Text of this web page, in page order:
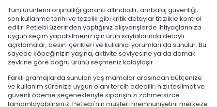
Tüm ürünlerin orijinalliği garanti altındadır; ambalaj güvenliği,
son kullanma tarihi ve tazelik gibi kritik detaylar titizlikle kontrol
edilir. Petlebi üzerinden yaptığınız alışverişlerde ihtiyaçlarınıza
uygun seçim yapabilmeniz için ürün sayfalarında detaylı
açıklamalar, besin içerikleri ve kullanıcı yorumları da sunulur. Bu
sayede köpeğinizin yaşına, aktivite seviyesine ya da damak
zevkine göre doğru ürünü seçmeniz kolaylaşır.
Farklı gramajlarda sunulan yaş mamalar arasından bütçenize
ve kullanım sürenize uygun olanı tercih edebilir; hızlı teslimat ve
güvenli ödeme seçenekleriyle siparişinizi zahmetsizce
tamamlayabilirsiniz. Petlebi'nin müşteri memnuniyetini merkeze